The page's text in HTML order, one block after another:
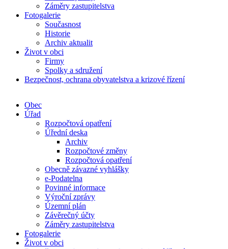
Záměry zastupitelstva
Fotogalerie
Současnost
Historie
Archiv aktualit
Život v obci
Firmy
Spolky a sdružení
Bezpečnost, ochrana obyvatelstva a krizové řízení
Obec
Úřad
Rozpočtová opatření
Úřední deska
Archiv
Rozpočtové změny
Rozpočtová opatření
Obecně závazné vyhlášky
e-Podatelna
Povinné informace
Výroční zprávy
Územní plán
Závěrečný účty
Záměry zastupitelstva
Fotogalerie
Život v obci